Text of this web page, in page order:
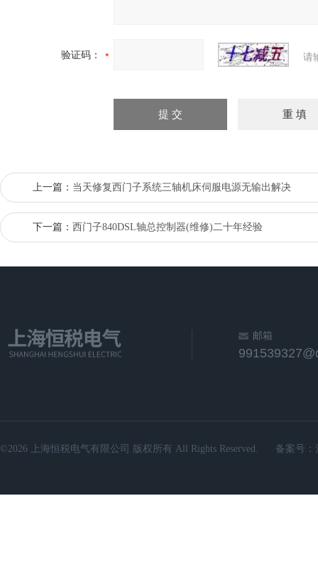
验证码： 请
上一篇： 当天修复西门子系统三轴机床伺服电源无输出解决
下一篇： 西门子840DSL轴总控制器(维修)二十年经验
邮箱
©2026 上海恒税电气有限公司 版权所有 All Rights Reserved. 备案号：